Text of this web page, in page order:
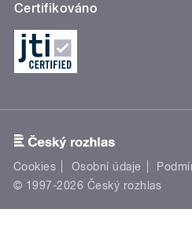
Certifikováno
Cookies Osobní údaje
© 1997-2026 Český rozhlas